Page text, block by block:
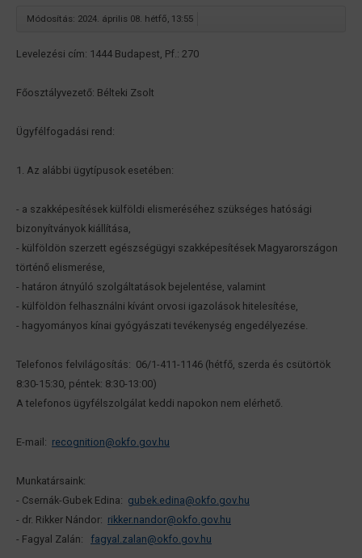
Módosítás: 2024. április 08. hétfő, 13:55
Levelezési cím: 1444 Budapest, Pf.: 270
Főosztályvezető: Bélteki Zsolt
Ügyfélfogadási rend:
1. Az alábbi ügytípusok esetében:
- a szakképesítések külföldi elismeréséhez szükséges hatósági
bizonyítványok kiállítása,
- külföldön szerzett egészségügyi szakképesítések Magyarországon
történő elismerése,
- határon átnyúló szolgáltatások bejelentése, valamint
- külföldön felhasználni kívánt orvosi igazolások hitelesítése,
- hagyományos kínai gyógyászati tevékenység engedélyezése.
Telefonos felvilágosítás: 06/1-411-1146 (hétfő, szerda és csütörtök
8:30-15:30, péntek: 8:30-13:00)
A telefonos ügyfélszolgálat keddi napokon nem elérhető.
E-mail: recognition@okfo.gov.hu
Munkatársaink:
- Csernák-Gubek Edina: gubek.edina@okfo.gov.hu
- dr. Rikker Nándor: rikker.nandor@okfo.gov.hu
- Fagyal Zalán: fagyal.zalan@okfo.gov.hu